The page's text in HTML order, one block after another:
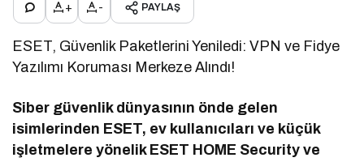
+ - PAYLAŞ
ESET, Güvenlik Paketlerini Yeniledi: VPN ve Fidye
Yazılımı Koruması Merkeze Alındı!
Siber güvenlik dünyasının önde gelen
isimlerinden ESET, ev kullanıcıları ve küçük
işletmelere yönelik ESET HOME Security ve